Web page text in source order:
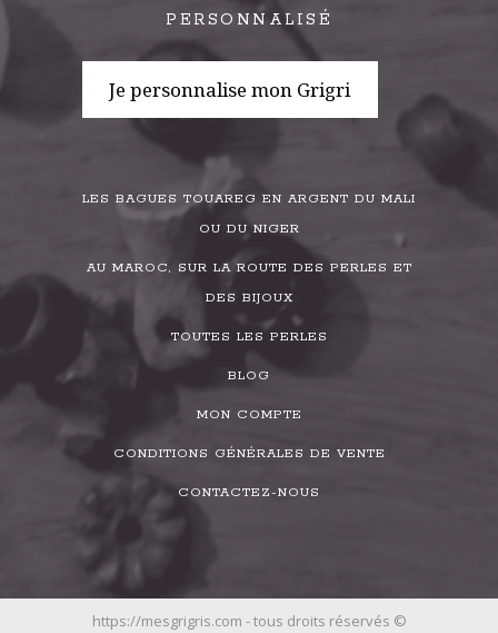
PERSONNALISÉ
Je personnalise mon Grigri
LES BAGUES TOUAREG EN ARGENT DU MALI
OU DU NIGER
AU MAROC, SUR LA ROUTE DES PERLES ET
DES BIJOUX
TOUTES LES PERLES
BLOG
MON COMPTE
CONDITIONS GÉNÉRALES DE VENTE
CONTACTEZ-NOUS
https://mesgrigris.com - tous droits réservés ©